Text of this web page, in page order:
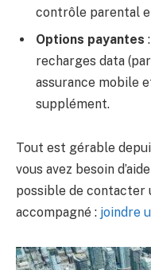
contrôle parental
Options payantes
recharges data
assurance mobile
supplément.
Tout est gérable
vous avez besoin
possible de contacter
accompagné : joindre